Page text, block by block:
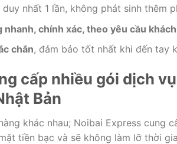
duy nhất 1 lần, không phát sinh thêm
nhanh, chính xác, theo yêu cầu
chắn, đảm bảo tốt nhất khi đến tay
cấp nhiều gói dịch
Bản
khác nhau; Noibai Express cung
tiền bạc và sẽ không làm lỡ thời